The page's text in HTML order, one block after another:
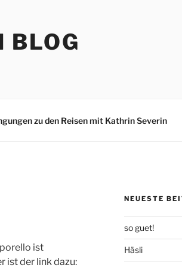
BLOG
zu den Reisen mit Kathrin Severin
ist
ist der link dazu:
NEUESTE
so guet!
Häsli